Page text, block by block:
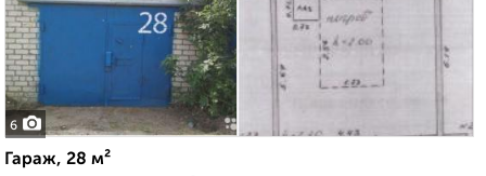
6
Гараж, 28 м²